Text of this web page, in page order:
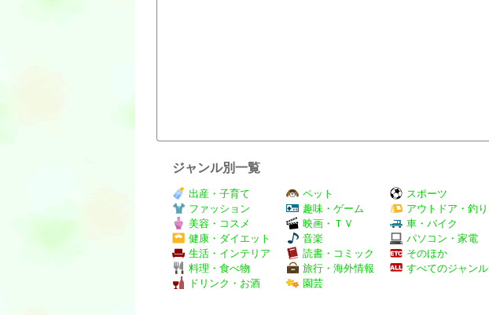
ジャンル別一覧
出産・子育て
ファッション
美容・コスメ
健康・ダイエット
生活・インテリア
料理・食べ物
ドリンク・お酒
ペット
趣味・ゲーム
映画・ＴＶ
音楽
読書・コミック
旅行・海外情報
園芸
スポーツ
アウトドア・釣り
車・バイク
パソコン・家電
そのほか
すべてのジャンル